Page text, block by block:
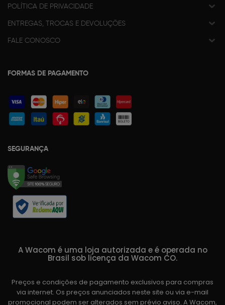
POLÍTICA DE PRIVACIDADE
ENTREGAS, TROCAS E DEVOLUÇÕES
FALE CONOSCO
FORMAS DE PAGAMENTO
SEGURANÇA
A Wacom é uma loja autorizada e é operada no
Brasil sob licença da Wacom CO.
Preços e condições de pagamento exclusivos para compras
via internet. Os preços anunciados neste site ou via e-mail
promocional podem ser alterados sem prévio aviso. A Wacom,